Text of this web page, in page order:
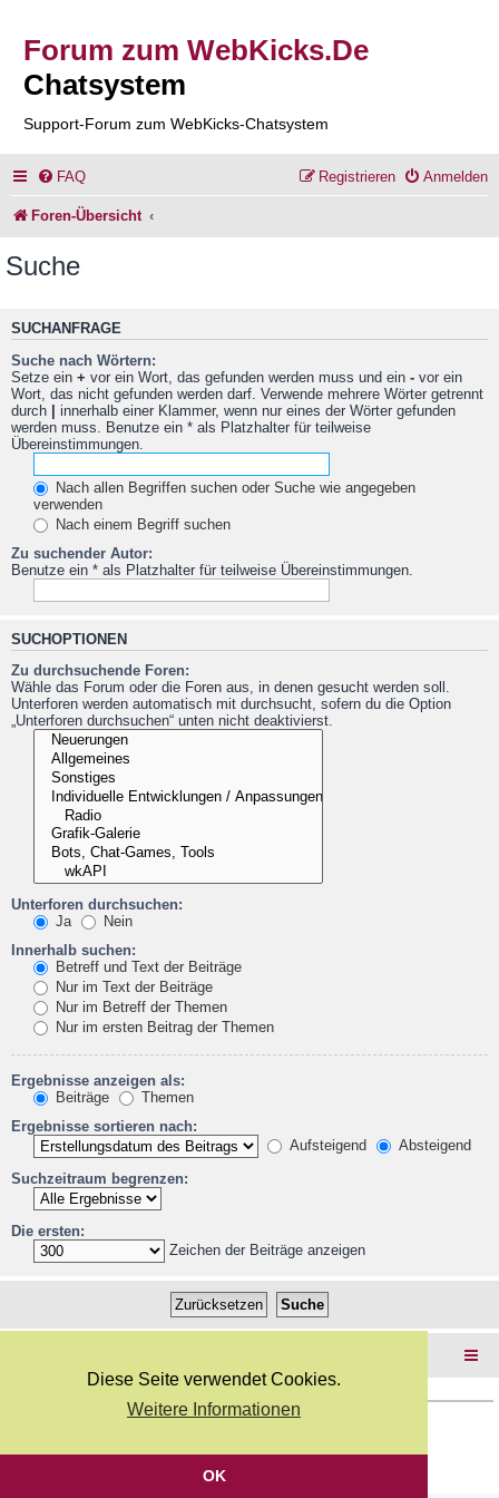
Diese Seite verwendet Cookies.
Weitere Informationen
OK
Forum zum WebKicks.De
Chatsystem
Support-Forum zum WebKicks-Chatsystem
FAQ Anmelden
Registrieren
Foren-Übersicht
Suche
SUCHANFRAGE
Suche nach Wörtern:
Setze ein + vor ein Wort, das gefunden werden muss und ein - vor ein
Wort, das nicht gefunden werden darf. Verwende mehrere Wörter getrennt
durch | innerhalb einer Klammer, wenn nur eines der Wörter gefunden
werden muss. Benutze ein * als Platzhalter für teilweise
Übereinstimmungen.
Nach allen Begriffen suchen oder Suche wie angegeben
verwenden
Nach einem Begriff suchen
Zu suchender Autor:
Benutze ein * als Platzhalter für teilweise Übereinstimmungen.
SUCHOPTIONEN
Zu durchsuchende Foren:
Wähle das Forum oder die Foren aus, in denen gesucht werden soll.
Unterforen werden automatisch mit durchsucht, sofern du die Option
„Unterforen durchsuchen“ unten nicht deaktivierst.
Unterforen durchsuchen:
Ja
Nein
Innerhalb suchen:
Betreff und Text der Beiträge
Nur im Text der Beiträge
Nur im Betreff der Themen
Nur im ersten Beitrag der Themen
Ergebnisse anzeigen als:
Beiträge
Themen
Ergebnisse sortieren nach:
Aufsteigend
Absteigend
Suchzeitraum begrenzen:
Die ersten:
Zeichen der Beiträge anzeigen
Deutsche Übersetzung durchphpBB.de